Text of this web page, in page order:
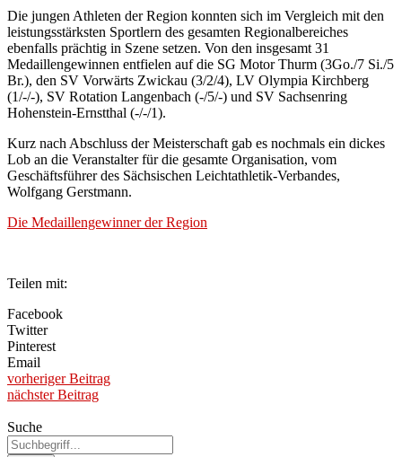
Die jungen Athleten der Region konnten sich im Vergleich mit den
leistungsstärksten Sportlern des gesamten Regionalbereiches
ebenfalls prächtig in Szene setzen. Von den insgesamt 31
Medaillengewinnen entfielen auf die SG Motor Thurm (3Go./7 Si./5
Br.), den SV Vorwärts Zwickau (3/2/4), LV Olympia Kirchberg
(1/-/-), SV Rotation Langenbach (-/5/-) und SV Sachsenring
Hohenstein-Ernstthal (-/-/1).
Kurz nach Abschluss der Meisterschaft gab es nochmals ein dickes
Lob an die Veranstalter für die gesamte Organisation, vom
Geschäftsführer des Sächsischen Leichtathletik-Verbandes,
Wolfgang Gerstmann.
Die Medaillengewinner der Region
Teilen mit:
Facebook
Twitter
Pinterest
Email
vorheriger Beitrag
nächster Beitrag
Suche